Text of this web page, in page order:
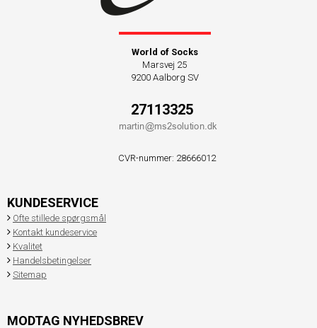
World of Socks
Marsvej 25
9200 Aalborg SV
27113325
CVR-nummer: 28666012
KUNDESERVICE
Ofte stillede spørgsmål
Kontakt kundeservice
Kvalitet
Handelsbetingelser
Sitemap
MODTAG NYHEDSBREV